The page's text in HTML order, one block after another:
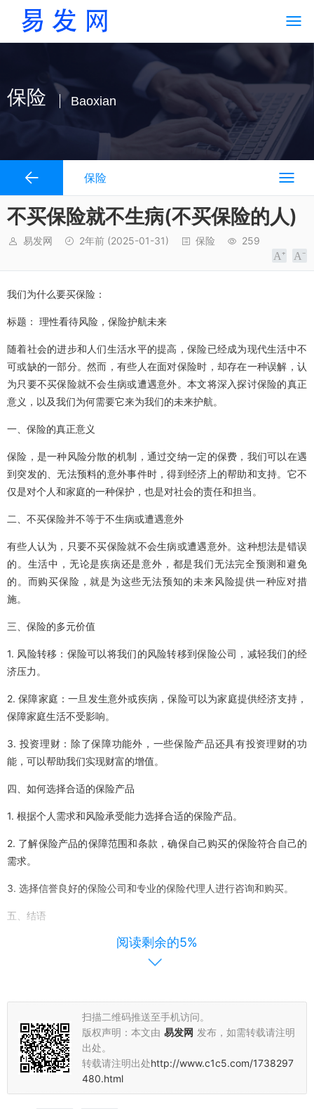
保险 Baoxian
保险
不买保险就不生病(不买保险的人)
易发网 2年前 (2025-01-31) 保险 259
我们为什么要买保险：
标题： 理性看待风险，保险护航未来
随着社会的进步和人们生活水平的提高，保险已经成为现代生活中不
可或缺的一部分。然而，有些人在面对保险时，却存在一种误解，认
为只要不买保险就不会生病或遭遇意外。本文将深入探讨保险的真正
意义，以及我们为何需要它来为我们的未来护航。
一、保险的真正意义
保险，是一种风险分散的机制，通过交纳一定的保费，我们可以在遇
到突发的、无法预料的意外事件时，得到经济上的帮助和支持。它不
仅是对个人和家庭的一种保护，也是对社会的责任和担当。
二、不买保险并不等于不生病或遭遇意外
有些人认为，只要不买保险就不会生病或遭遇意外。这种想法是错误
的。生活中，无论是疾病还是意外，都是我们无法完全预测和避免
的。而购买保险，就是为这些无法预知的未来风险提供一种应对措
施。
三、保险的多元价值
1. 风险转移：保险可以将我们的风险转移到保险公司，减轻我们的经
济压力。
2. 保障家庭：一旦发生意外或疾病，保险可以为家庭提供经济支持，
保障家庭生活不受影响。
3. 投资理财：除了保障功能外，一些保险产品还具有投资理财的功
能，可以帮助我们实现财富的增值。
四、如何选择合适的保险产品
1. 根据个人需求和风险承受能力选择合适的保险产品。
2. 了解保险产品的保障范围和条款，确保自己购买的保险符合自己的
需求。
3. 选择信誉良好的保险公司和专业的保险代理人进行咨询和购买。
五、结语
总之，买保险并不是一种赌博或迷信行为，而是对未来的一种理性规
划和保障。我们不能寄希望于不买保险就永远不生病或遭遇意外，而
建一个更加安全和有保障的生活环境。
阅读剩余的5%
扫描二维码推送至手机访问。
版权声明：本文由 易发网 发布，如需转载请注明
出处。
转载请注明出处http://www.c1c5.com/1738297
480.html